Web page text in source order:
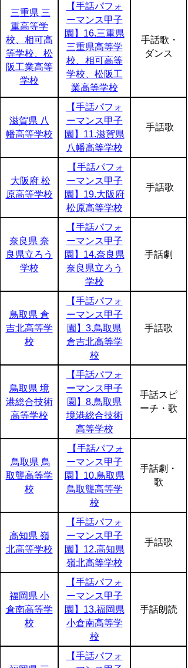
三重県 三
重高等学
校、相可高
等学校、松
阪工業高等
学校
【手話パフォ
ーマンス甲子
園】16.三重県
三重県高等学
校、相可高等
学校、松阪工
業高等学校
手話歌・
ダンス
滋賀県 八
幡高等学校
【手話パフォ
ーマンス甲子
園】11.滋賀県
八幡高等学校
手話歌
大阪府 松
原高等学校
【手話パフォ
ーマンス甲子
園】19.大阪府
松原高等学校
手話歌
奈良県 奈
良県立ろう
学校
【手話パフォ
ーマンス甲子
園】14.奈良県
奈良県立ろう
学校
手話劇
鳥取県 倉
吉北高等学
校
【手話パフォ
ーマンス甲子
園】3.鳥取県
倉吉北高等学
校
手話歌
鳥取県 境
港総合技術
高等学校
【手話パフォ
ーマンス甲子
園】8.鳥取県
境港総合技術
高等学校
手話スピ
ーチ・歌
鳥取県 鳥
取聾高等学
校
【手話パフォ
ーマンス甲子
園】10.鳥取県
鳥取聾高等学
校
手話劇・
歌
高知県 嶺
北高等学校
【手話パフォ
ーマンス甲子
園】12.高知県
嶺北高等学校
手話歌
福岡県 小
倉南高等学
校
【手話パフォ
ーマンス甲子
園】13.福岡県
小倉南高等学
校
手話朗読
【手話パフォ